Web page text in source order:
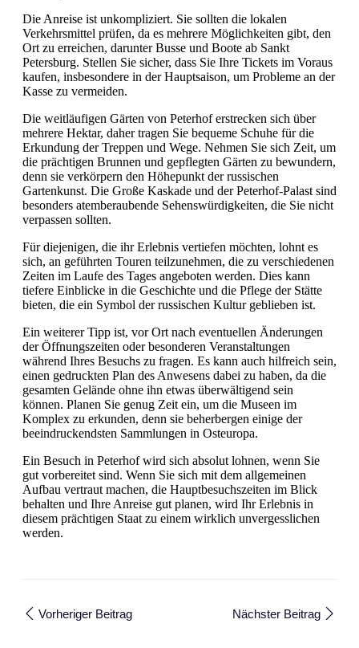
Die Anreise ist unkompliziert. Sie sollten die lokalen
Verkehrsmittel prüfen, da es mehrere Möglichkeiten gibt, den
Ort zu erreichen, darunter Busse und Boote ab Sankt
Petersburg. Stellen Sie sicher, dass Sie Ihre Tickets im Voraus
kaufen, insbesondere in der Hauptsaison, um Probleme an der
Kasse zu vermeiden.
Die weitläufigen Gärten von Peterhof erstrecken sich über
mehrere Hektar, daher tragen Sie bequeme Schuhe für die
Erkundung der Treppen und Wege. Nehmen Sie sich Zeit, um
die prächtigen Brunnen und gepflegten Gärten zu bewundern,
denn sie verkörpern den Höhepunkt der russischen
Gartenkunst. Die Große Kaskade und der Peterhof-Palast sind
besonders atemberaubende Sehenswürdigkeiten, die Sie nicht
verpassen sollten.
Für diejenigen, die ihr Erlebnis vertiefen möchten, lohnt es
sich, an geführten Touren teilzunehmen, die zu verschiedenen
Zeiten im Laufe des Tages angeboten werden. Dies kann
tiefere Einblicke in die Geschichte und die Pflege der Stätte
bieten, die ein Symbol der russischen Kultur geblieben ist.
Ein weiterer Tipp ist, vor Ort nach eventuellen Änderungen
der Öffnungszeiten oder besonderen Veranstaltungen
während Ihres Besuchs zu fragen. Es kann auch hilfreich sein,
einen gedruckten Plan des Anwesens dabei zu haben, da die
gesamten Gelände ohne ihn etwas überwältigend sein
können. Planen Sie genug Zeit ein, um die Museen im
Komplex zu erkunden, denn sie beherbergen einige der
beeindruckendsten Sammlungen in Osteuropa.
Ein Besuch in Peterhof wird sich absolut lohnen, wenn Sie
gut vorbereitet sind. Wenn Sie sich mit dem allgemeinen
Aufbau vertraut machen, die Hauptbesuchszeiten im Blick
behalten und Ihre Anreise gut planen, wird Ihr Erlebnis in
diesem prächtigen Staat zu einem wirklich unvergesslichen
werden.
Vorheriger Beitrag Nächster Beitrag